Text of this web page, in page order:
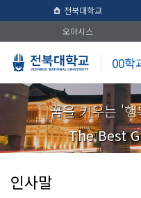
전북대학교
오아시스
00학
꿈을 키우는 '
The Best
인사말